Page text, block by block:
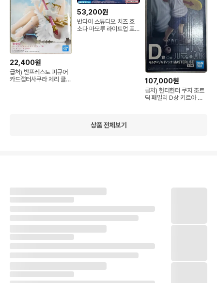
22,400원
급처) 반프레스토 피규어
카드캡터사쿠라 체리 클리
53,200원
반다이 스튜디오 치즈 호
소다 마모루 라이트업 포
107,000원
급처) 헌터헌터 쿠지 조르
딕 패밀리 D상 키르아 미
상품 전체보기